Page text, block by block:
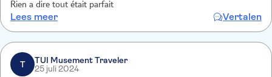
Rien a dire tout était parfait
Lees meer Vertalen
T
TUI Musement Traveler
25 juli 2024